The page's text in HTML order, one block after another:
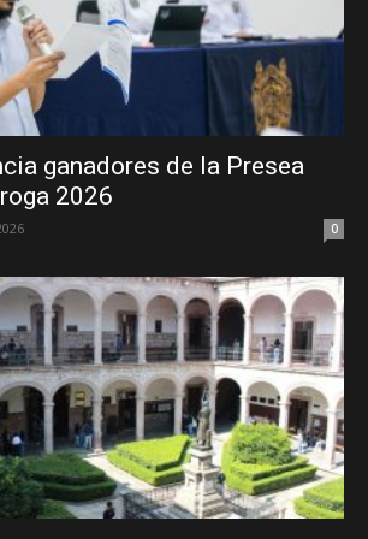
ganadores de la Presea
2026
0